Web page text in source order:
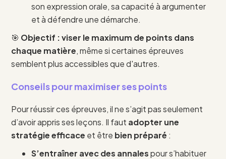
son expression orale, sa capacité à argumenter
et à défendre une démarche.
🎯 Objectif : viser le maximum de points dans
chaque matière, même si certaines épreuves
semblent plus accessibles que d'autres.
Conseils pour maximiser ses points
Pour réussir ces épreuves, il ne s’agit pas seulement
d’avoir appris ses leçons. Il faut adopter une
stratégie efficace et être bien préparé :
S’entraîner avec des annalespour s’habituer